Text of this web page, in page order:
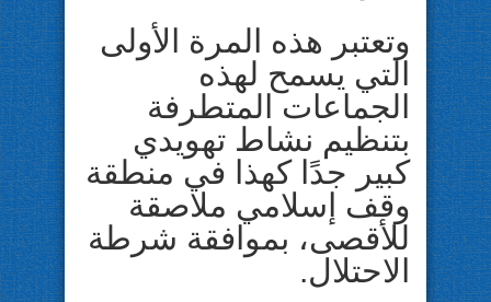
وتعتبر هذه المرة الأولى
التي يسمح لهذه
الجماعات المتطرفة
بتنظيم نشاط تهويدي
كبير جدًا كهذا في منطقة
وقف إسلامي ملاصقة
للأقصى، بموافقة شرطة
الاحتلال.